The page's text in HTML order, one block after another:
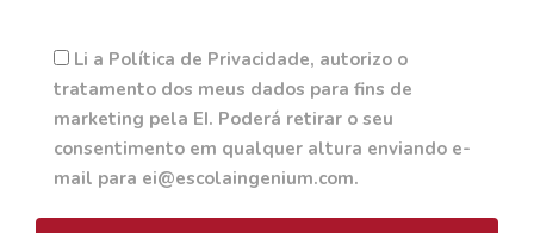
Li a Política de Privacidade, autorizo o
tratamento dos meus dados para fins de
marketing pela EI. Poderá retirar o seu
consentimento em qualquer altura enviando e-
mail para ei@escolaingenium.com.